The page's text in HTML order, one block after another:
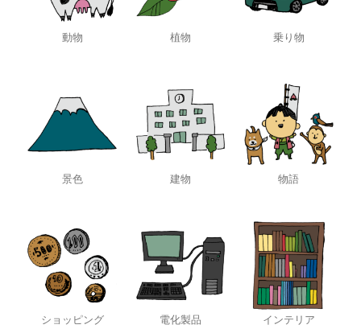
動物 植物 乗り物
景色 建物 物語
ショッピング 電化製品 インテリア